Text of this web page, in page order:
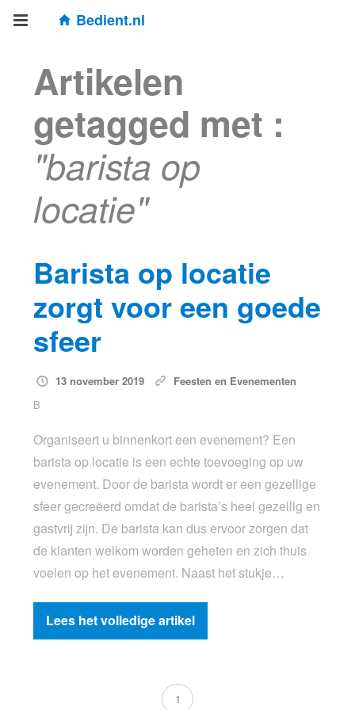
Bedient.nl
Artikelen
getagged met :
"barista op
locatie"
Barista op locatie
zorgt voor een goede
sfeer
13 november 2019
Feesten en Evenementen
B
Organiseert u binnenkort een evenement? Een
barista op locatie is een echte toevoeging op uw
evenement. Door de barista wordt er een gezellige
sfeer gecreëerd omdat de barista’s heel gezellig en
gastvrij zijn. De barista kan dus ervoor zorgen dat
de klanten welkom worden geheten en zich thuis
voelen op het evenement. Naast het stukje…
Lees het volledige artikel
1